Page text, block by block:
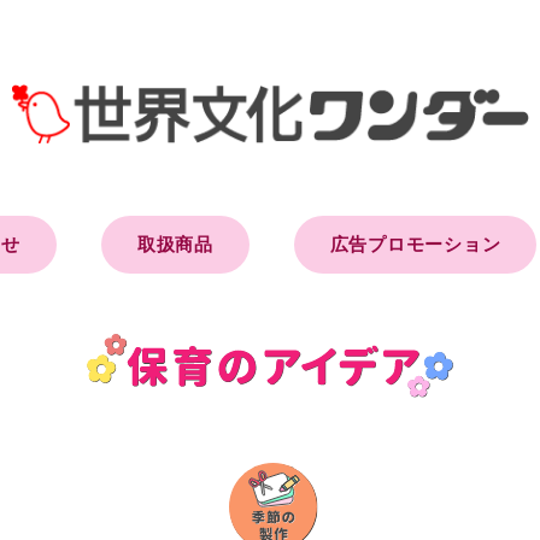
取扱商品 広告プロモーション